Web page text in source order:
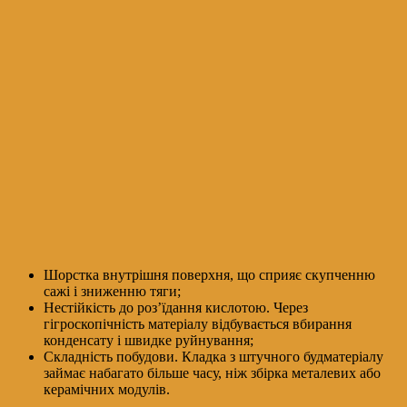
Шорстка внутрішня поверхня, що сприяє скупченню
сажі і зниженню тяги;
Нестійкість до роз’їдання кислотою. Через
гігроскопічність матеріалу відбувається вбирання
конденсату і швидке руйнування;
Складність побудови. Кладка з штучного будматеріалу
займає набагато більше часу, ніж збірка металевих або
керамічних модулів.